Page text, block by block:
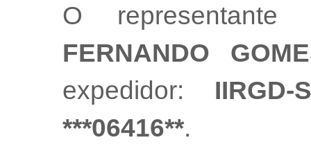
O
FERNANDO
expedidor: IIRGD-
***06416**.